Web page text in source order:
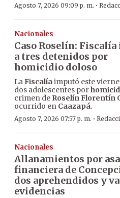
Agosto 7, 2026 09:09 p. m. ·
Nacionales
Caso Roselín:
a tres detenidos por
homicidio doloso
LaFiscalíaimputó este
dos adolescentes por
crimen de Roselín Florentín
ocurrido en Caazapá.
Agosto 7, 2026 07:57 p. m. ·
Nacionales
Allanamientos por
financiera de
dos aprehendidos y
evidencias